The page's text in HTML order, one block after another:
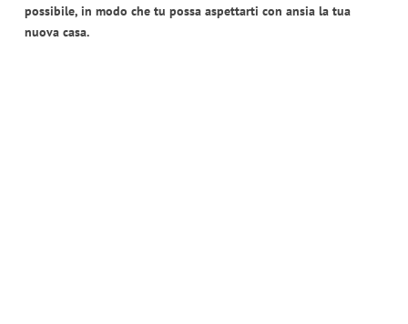
possibile, in modo che tu possa aspettarti con ansia la tua
nuova casa.